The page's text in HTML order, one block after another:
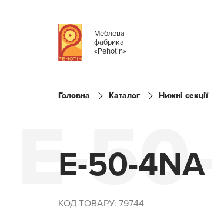
Меблева
фабрика
«Pehotin»
Головна Каталог Нижні секції
E-50-4NA
E-
КОД ТОВАРУ: 79744